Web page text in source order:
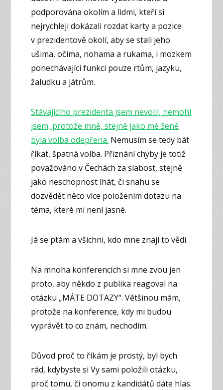
podporována okolím a lidmi, kteří si
nejrychleji dokázali rozdat karty a pozice
v prezidentově okolí, aby se stali jeho
ušima, očima, nohama a rukama, i mozkem
ponechávající funkci pouze rtům, jazyku,
žaludku a játrům.
Stávajícího prezidenta jsem nevolil, nemohl
jsem, protože mně, stejně jako mé ženě
byla volba odepřena. Nemusím se tedy bát
říkat, špatná volba. Přiznání chyby je totiž
považováno v Čechách za slabost, stejně
jako neschopnost lhát, či snahu se
dozvědět něco více položením dotazu na
téma, které mi není jasné.
Já se ptám a všichni, kdo mne znají to vědí.
Na mnoha konferencích si mne zvou jen
proto, aby někdo z publika reagoval na
otázku „MÁTE DOTAZY“. Většinou mám,
protože na konference, kdy mi budou
vyprávět to co znám, nechodím.
Důvod proč to říkám je prostý, byl bych
rád, kdybyste si Vy sami položili otázku,
proč tomu, či onomu z kandidátů dáte hlas.